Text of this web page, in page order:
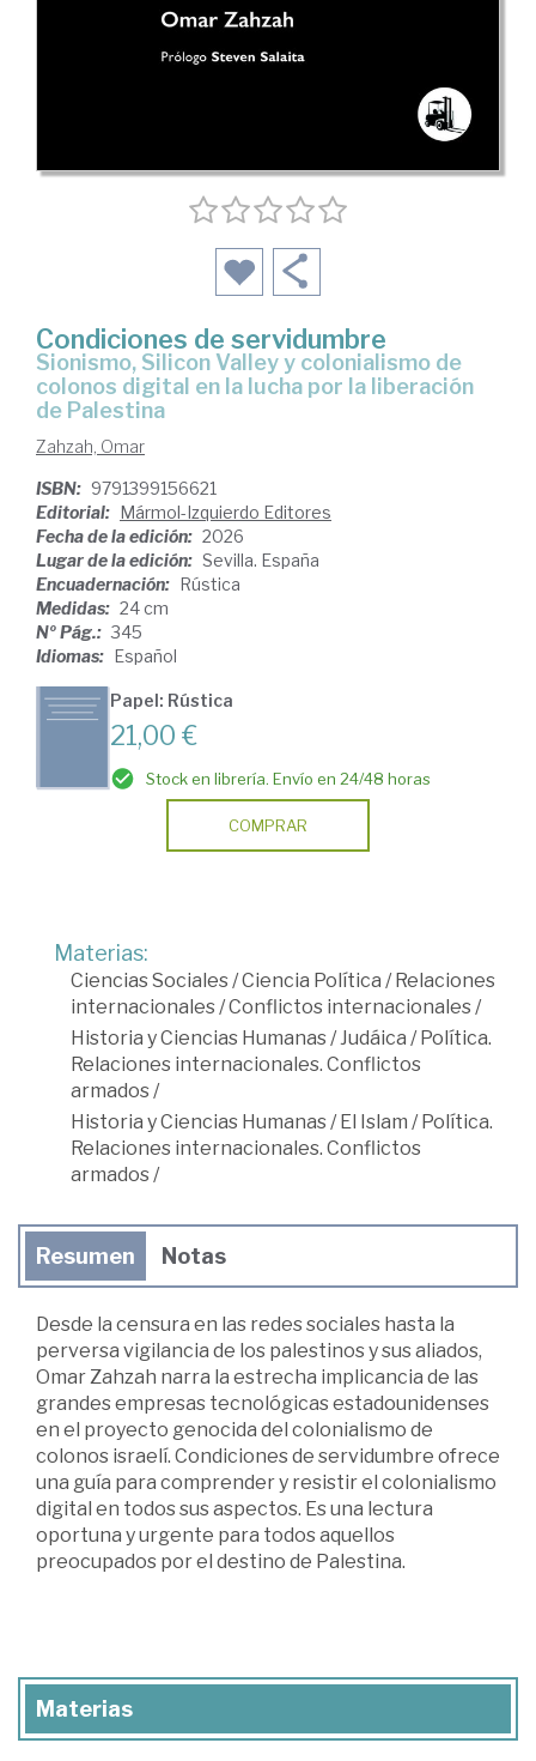
Condiciones de servidumbre
Sionismo, Silicon Valley y colonialismo de
colonos digital en la lucha por la liberación
de Palestina
Zahzah, Omar
ISBN: 9791399156621
Editorial: Mármol-Izquierdo Editores
Fecha de la edición: 2026
Lugar de la edición: Sevilla. España
Encuadernación: Rústica
Medidas: 24 cm
Nº Pág.: 345
Idiomas: Español
Papel: Rústica
21,00 €
Stock en librería. Envío en 24/48 horas
COMPRAR
Materias:
Ciencias Sociales/Ciencia Política /Relaciones
internacionales/Conflictos internacionales/
Historia y Ciencias Humanas/Judáica /Política.
Relaciones internacionales. Conflictos
armados/
Historia y Ciencias Humanas/El Islam /Política.
Relaciones internacionales. Conflictos
armados/
Resumen Notas
Desde la censura en las redes sociales hasta la
perversa vigilancia de los palestinos y sus aliados,
Omar Zahzah narra la estrecha implicancia de las
grandes empresas tecnológicas estadounidenses
en el proyecto genocida del colonialismo de
colonos israelí. Condiciones de servidumbre ofrece
una guía para comprender y resistir el colonialismo
digital en todos sus aspectos. Es una lectura
oportuna y urgente para todos aquellos
preocupados por el destino de Palestina.
Materias